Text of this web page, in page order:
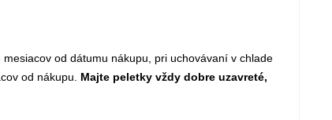
od dátumu nákupu, pri uchovávaní v chlade
od nákupu. Majte peletky vždy dobre uzavreté,